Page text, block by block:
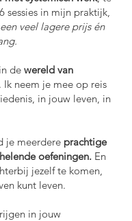
sessies in mijn praktijk,
veel lagere prijs én
de wereld van
Ik neem je mee op reis
in jouw leven, in
je meerdere prachtige
oefeningen. En
jezelf te komen,
kunt leven.
in jouw